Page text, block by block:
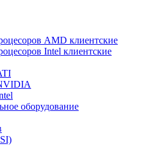
AMD клиентские
Intel клиентские
оборудование